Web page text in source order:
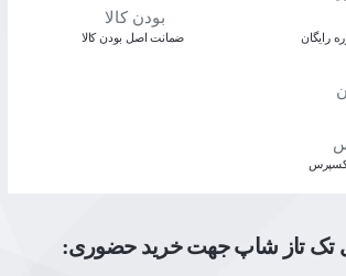
رایگان ﺿﻤﺎﻧﺖ اﺻﻞ ﺑﻮدن ﮐﺎﻟﺎ
تک تاز شاپ جهت خرید حضوری: